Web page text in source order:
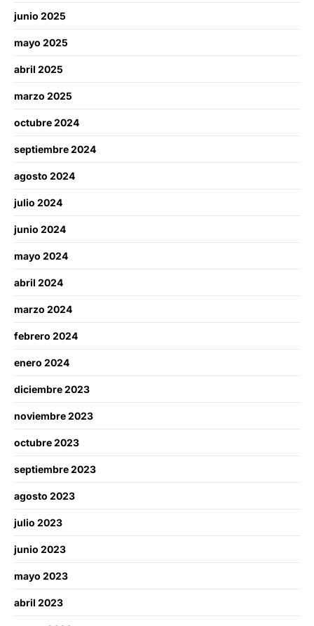
junio 2025
mayo 2025
abril 2025
marzo 2025
octubre 2024
septiembre 2024
agosto 2024
julio 2024
junio 2024
mayo 2024
abril 2024
marzo 2024
febrero 2024
enero 2024
diciembre 2023
noviembre 2023
octubre 2023
septiembre 2023
agosto 2023
julio 2023
junio 2023
mayo 2023
abril 2023